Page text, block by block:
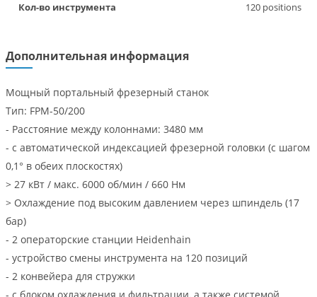
Кол-во инструмента
120 positions
Дополнительная информация
Мощный портальный фрезерный станок
Тип: FPM-50/200
- Расстояние между колоннами: 3480 мм
- с автоматической индексацией фрезерной головки (с шагом
0,1° в обеих плоскостях)
> 27 кВт / макс. 6000 об/мин / 660 Нм
> Охлаждение под высоким давлением через шпиндель (17
бар)
- 2 операторские станции Heidenhain
- устройство смены инструмента на 120 позиций
- 2 конвейера для стружки